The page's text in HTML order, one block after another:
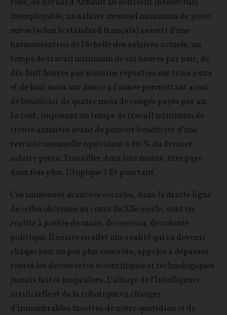
inemployable, un salaire mensuel minimum de 3000
euros (selon le standard français) assorti d’une
harmonisation de l’échelle des salaires actuels, un
temps de travail minimum de six heures par jour, de
dix-huit heures par semaine réparties sur trois jours
et de huit mois sur douze à l’année permettant ainsi
de bénéficier de quatre mois de congés payés par an.
Le tout, imposant un temps de travail minimum de
trente annuités avant de pouvoir bénéficier d’une
retraite mensuelle équivalant à 80 % du dernier
salaire perçu. Travailler deux fois moins, être payé
deux fois plus. Utopique ? Et pourtant.
Ces immenses avancées sociales, dans la droite ligne
de celles obtenues au cours du XXe siècle, sont en
réalité à portée de main, de cerveau, de volonté
politique. Il existe en effet une réalité qui va devenir
chaque jour un peu plus concrète, appelée à dépasser
toutes les découvertes scientifiques et technologiques
jamais faites jusqu’alors. L’alliage de l’Intelligence
artificielle et de la robotique va changer
d’innombrables facettes de notre quotidien et de